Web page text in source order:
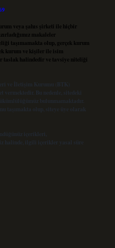
veya şahıs şirketi ile hiçbir
makaleler
taşımamakta olup, gerçek kurum
kurum ve kişiler ile isim
taslak halindedir ve tavsiye niteliği
ve İletişim Kurumu (BTK)
vermektedir. Bu nedenle, sitedeki
bulunmamaktadır.
taşımakta olup, siteye üye olarak
içerikleri,
halinde, ilgili içerikler yasal süre